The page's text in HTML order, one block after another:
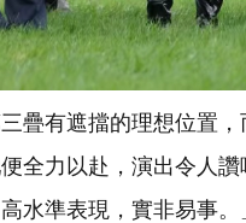
疊有遮擋的理想位置
全力以赴，演出令人
水準表現，實非易事